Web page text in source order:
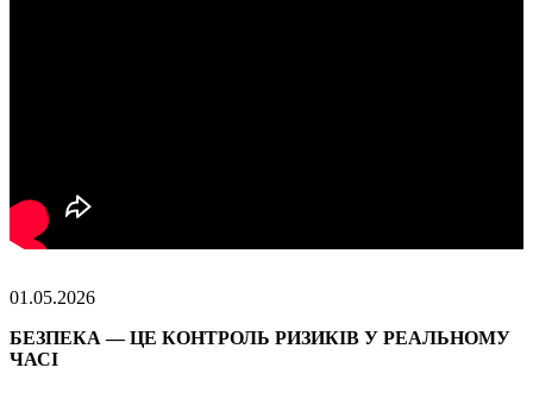
01.05.2026
БЕЗПЕКА — ЦЕ КОНТРОЛЬ РИЗИКІВ У РЕАЛЬНОМУ
ЧАСІ